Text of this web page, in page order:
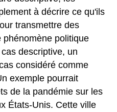
à décrire ce qu'ils
transmettre des
phénomène politique
descriptive, un
considéré comme
exemple pourrait
de la pandémie sur les
États-Unis. Cette ville